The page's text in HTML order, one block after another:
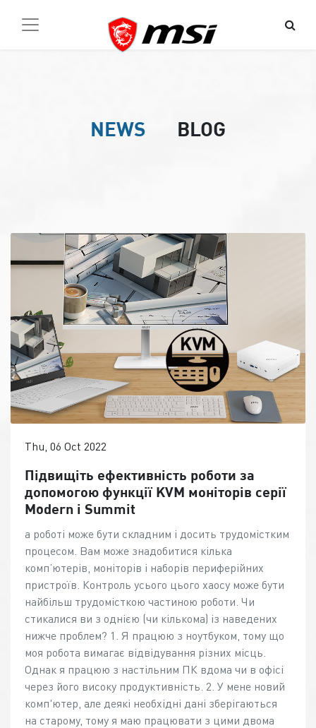
NEWS BLOG
Thu, 06 Oct 2022
Підвищіть ефективність роботи за
допомогою функції KVM моніторів серії
Modern і Summit
а роботі може бути складним і досить трудомістким
процесом. Вам може знадобитися кілька
комп’ютерів, моніторів і наборів периферійних
пристроїв. Контроль усього цього хаосу може бути
найбільш трудомісткою частиною роботи. Чи
стикалися ви з однією (чи кількома) із наведених
нижче проблем? 1. Я працюю з ноутбуком, тому що
моя робота вимагає відвідування різних місць.
Однак я працюю з настільним ПК вдома чи в офісі
через його високу продуктивність. 2. У мене новий
комп'ютер, але деякі необхідні дані зберігаються
на старому, тому я маю працювати з цими двома